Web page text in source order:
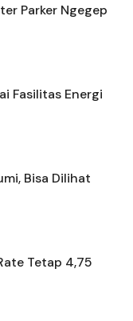
Parker Ngegep
Fasilitas Energi
Bisa Dilihat
Tetap 4,75